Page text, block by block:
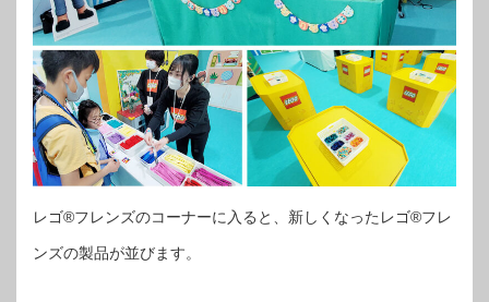
レゴ®フレンズのコーナーに入ると、新しくなったレゴ®フレ
ンズの製品が並びます。